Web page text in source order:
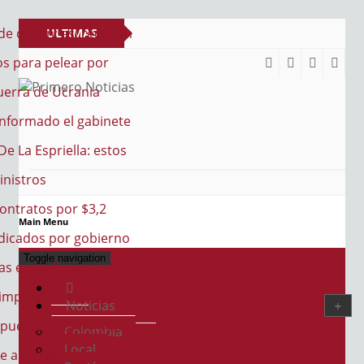
ULTIMAS
NOTICIAS
cañón: así reclutan
para pelear por
de Ucrania
el gabinete
La Espriella: estos
por $3,2
por gobierno
en La Guajira
su talento: la
a una nueva
artistas
PRIMERO NOTICIAS
Main Menu
Toggle navigation
Noticias
Colombia
Local